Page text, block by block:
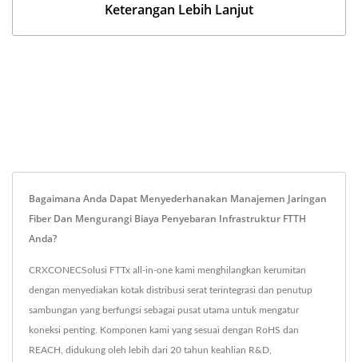
Keterangan Lebih Lanjut
Bagaimana Anda Dapat Menyederhanakan Manajemen Jaringan
Fiber Dan Mengurangi Biaya Penyebaran Infrastruktur FTTH
Anda?
CRXCONECSolusi FTTx all-in-one kami menghilangkan kerumitan
dengan menyediakan kotak distribusi serat terintegrasi dan penutup
sambungan yang berfungsi sebagai pusat utama untuk mengatur
koneksi penting. Komponen kami yang sesuai dengan RoHS dan
REACH, didukung oleh lebih dari 20 tahun keahlian R&D,